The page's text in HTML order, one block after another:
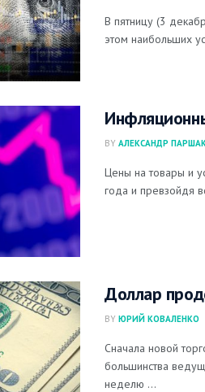
В пятницу (3
этом наибольших
BY АЛЕКСАНДР
Цены на товары и
года и превзойдя
Доллар
BY ЮРИЙ КОВАЛЕНКО
Сначала новой
большинства
неделю ...